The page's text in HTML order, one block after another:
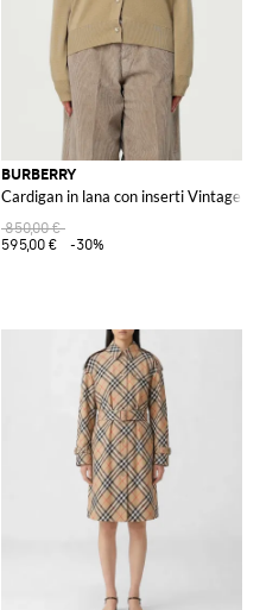
BURBERRY
Cardigan in lana con inserti Vintage
850,00 €
595,00 €
-30%